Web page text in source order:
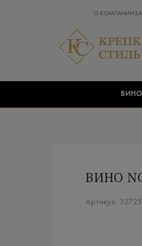
О КОМПАНИИ
ВИНО
ВИНО
Артикул: